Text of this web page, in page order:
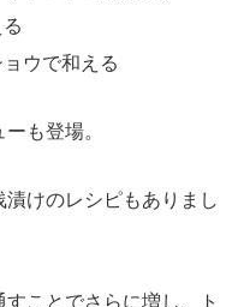
ウで和える
も登場。
けのレシピもありまし
ことでさらに増し、ト